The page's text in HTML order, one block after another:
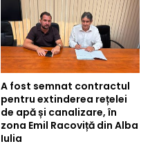
A fost semnat contractul
pentru extinderea rețelei
de apă și canalizare, în
zona Emil Racoviță din Alba
Iulia